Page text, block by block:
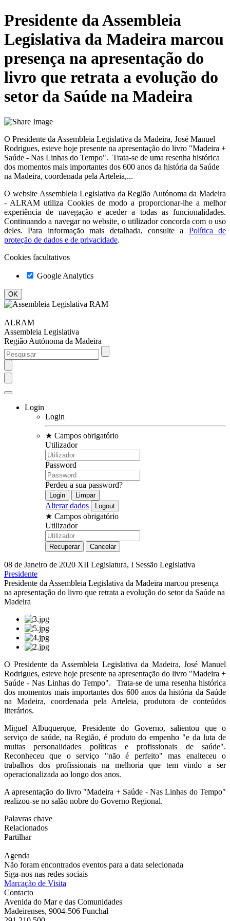
Presidente da Assembleia
Legislativa da Madeira marcou
presença na apresentação do
livro que retrata a evolução do
setor da Saúde na Madeira
O Presidente da Assembleia Legislativa da Madeira, José Manuel
Rodrigues, esteve hoje presente na apresentação do livro "Madeira +
Saúde - Nas Linhas do Tempo". Trata-se de uma resenha histórica
dos momentos mais importantes dos 600 anos da história da Saúde
na Madeira, coordenada pela Arteleia,...
O website Assembleia Legislativa da Região Autónoma da Madeira
- ALRAM utiliza Cookies de modo a proporcionar-lhe a melhor
experiência de navegação e aceder a todas as funcionalidades.
Continuando a navegar no website, o utilizador concorda com o uso
deles. Para informação mais detalhada, consulte a
Política de
proteção de dados e de privacidade.
Cookies facultativos
Google Analytics
ALRAM
Assembleia Legislativa
Região Autónoma da Madeira
Login
Login
★ Campos obrigatório
Utilizador
Password
Perdeu a sua password?
Alterar dados
★ Campos obrigatório
Utilizador
08 de Janeiro de 2020 XII Legislatura, I Sessão Legislativa
Presidente
Presidente da Assembleia Legislativa da Madeira marcou presença
na apresentação do livro que retrata a evolução do setor da Saúde na
Madeira
O Presidente da Assembleia Legislativada Madeira, José Manuel
Rodrigues, esteve hoje presente na apresentação do livro "Madeira +
Saúde - Nas Linhas do Tempo".
Trata-se de uma resenha histórica
dos momentos mais importantes dos 600 anos da história da Saúde
na Madeira, coordenada pela Arteleia, produtora de conteúdos
literários.
Miguel Albuquerque, Presidente do Governo, salientou que o
serviço de saúde, na Região, é produto do empenho "e da luta de
muitas personalidades políticas e profissionais de saúde".
Reconheceu que o serviço "não é perfeito" mas enalteceu o
trabalhos dos profissionais na melhoria que tem vindo a ser
operacionalizada ao longo dos anos.
A apresentação do livro "Madeira + Saúde - Nas Linhas do Tempo"
realizou-se no salão nobre do Governo Regional.
Palavras chave
Relacionados
Partilhar
Agenda
Não foram encontrados eventos para a data selecionada
Siga-nos nas redes sociais
Marcação de Visita
Contacto
Avenida do Mar e das Comunidades
Madeirenses, 9004-506 Funchal